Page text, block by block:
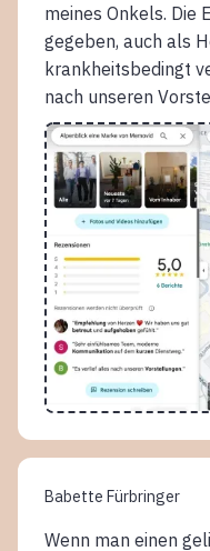
meines Onkels. Die
gegeben, auch als
krankheitsbedingt
nach unseren
Babette Fürbringer
Wenn man einen